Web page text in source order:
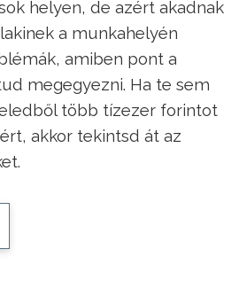
helyen, de azért akadnak
a munkahelyén
amiben pont a
megegyezni. Ha te sem
több tízezer forintot
akkor tekintsd át az